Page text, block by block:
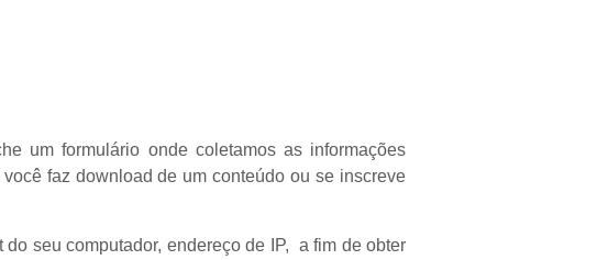
um formulário onde coletamos as informações
faz download de um conteúdo ou se inscreve
seu computador, endereço de IP, a fim de obter